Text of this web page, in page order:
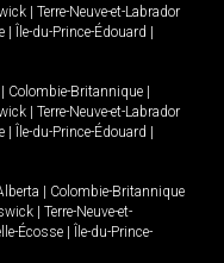
Terre-Neuve-et-Labrador
Île-du-Prince-Édouard
Colombie-Britannique
Terre-Neuve-et-Labrador
Île-du-Prince-Édouard
Colombie-Britannique
Terre-Neuve-et-
Écosse
Île-du-Prince-